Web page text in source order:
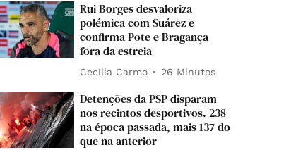
Rui Borges desvaloriza
polémica com Suárez e
confirma Pote e Bragança
fora da estreia
Cecília Carmo 26 Minutos
Detenções da PSP disparam
nos recintos desportivos. 238
na época passada, mais 137 do
que na anterior